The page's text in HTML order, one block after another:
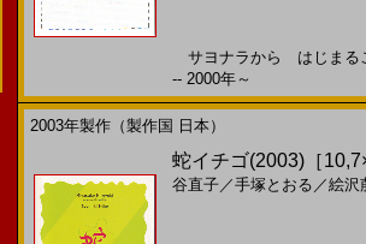
サヨナラから はじまる
-- 2000年～
2003年製作（製作国 日本）
蛇イチゴ(2003)［
谷直子／手塚とおる ／絵沢